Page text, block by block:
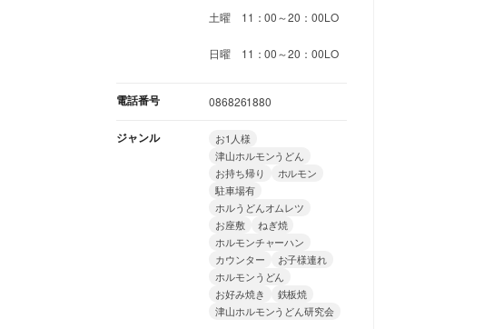
土曜 11：00～20：00LO
日曜 11：00～20：00LO
電話番号 0868261880
ジャンル
お1人様
津山ホルモンうどん
お持ち帰り
ホルモン
駐車場有
ホルうどんオムレツ
お座敷
ねぎ焼
ホルモンチャーハン
カウンター
お子様連れ
ホルモンうどん
お好み焼き
鉄板焼
津山ホルモンうどん研究会